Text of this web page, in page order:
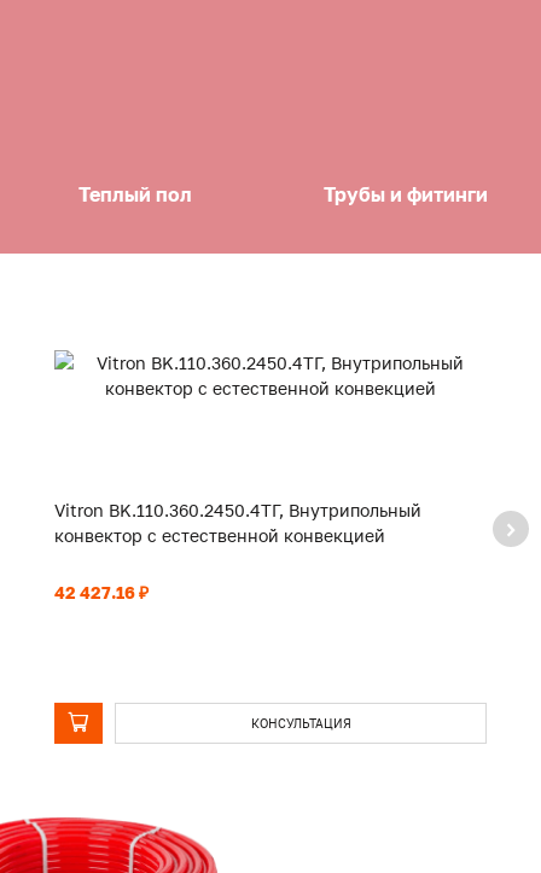
Теплый пол Трубы и фитинги
Vitron BK.110.360.2450.4ТГ, Внутрипольный
конвектор с естественной конвекцией
42 427.16 ₽
КОНСУЛЬТАЦИЯ